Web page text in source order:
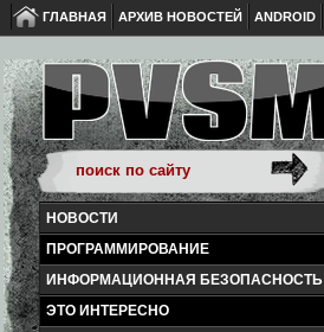
ГЛАВНАЯ АРХИВ НОВОСТЕЙ ANDROID
НОВОСТИ
ПРОГРАММИРОВАНИЕ
ИНФОРМАЦИОННАЯ БЕЗОПАСНОСТЬ
ЭТО ИНТЕРЕСНО